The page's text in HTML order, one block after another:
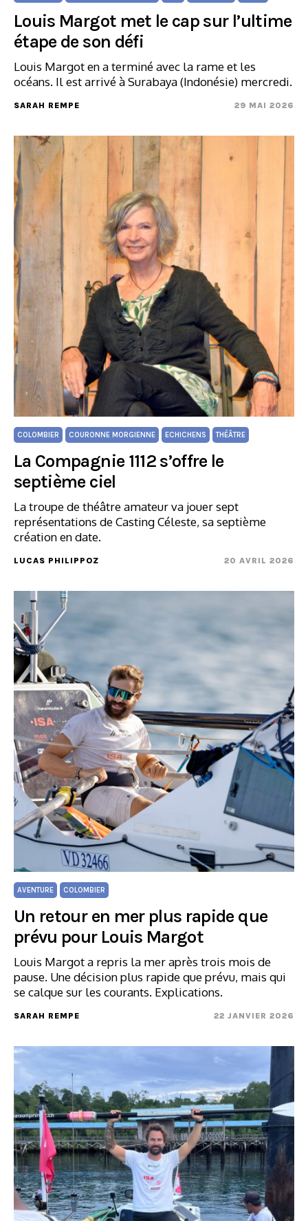
Louis Margot met le cap sur l’ultime
étape de son défi
Louis Margot en a terminé avec la rame et les
océans. Il est arrivé à Surabaya (Indonésie) mercredi.
SARAH REMPE 29 MAI 2026
COLOMBIER COURONNE MORGIENNE ECHICHENS THÉÂTRE
La Compagnie 1112 s’offre le
septième ciel
La troupe de théâtre amateur va jouer sept
représentations de Casting Céleste, sa septième
création en date.
LUCAS PHILIPPOZ 20 AVRIL 2026
AVENTURE COLOMBIER
Un retour en mer plus rapide que
prévu pour Louis Margot
Louis Margot a repris la mer après trois mois de
pause. Une décision plus rapide que prévu, mais qui
se calque sur les courants. Explications.
SARAH REMPE 22 JANVIER 2026